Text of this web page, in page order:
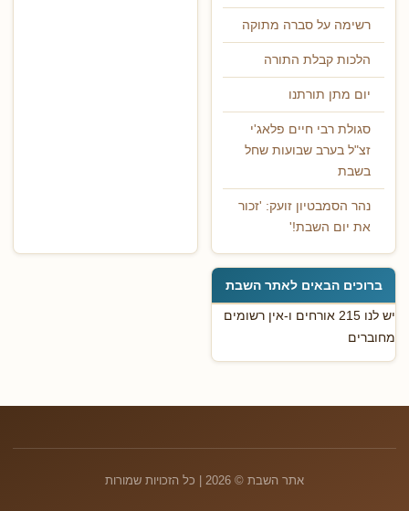
רשימה על סברה מתוקה
הלכות קבלת התורה
יום מתן תורתנו
סגולת רבי חיים פלאג'י
זצ"ל בערב שבועות שחל
בשבת
נהר הסמבטיון זועק: 'זכור
את יום השבת!'
ברוכים הבאים לאתר השבת
יש לנו 215 אורחים ו-אין רשומים
מחוברים
אתר השבת © 2026 | כל הזכויות שמורות